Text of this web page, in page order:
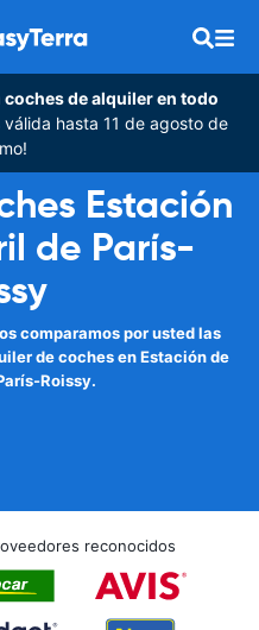
de alquiler en todo
válida hasta 11 de agosto de
Estación
de París-
comparamos por usted las
de coches en Estación de
Roissy.
reconocidos